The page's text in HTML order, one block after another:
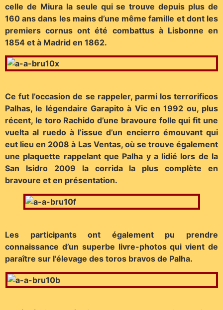
celle de Miura la seule qui se trouve depuis plus de
160 ans dans les mains d’une même famille et dont les
premiers cornus ont été combattus à Lisbonne en
1854 et à Madrid en 1862.
Ce fut l’occasion de se rappeler, parmi los terrorificos
Palhas, le légendaire Garapito à Vic en 1992 ou, plus
récent, le toro Rachido d’une bravoure folle qui fit une
vuelta al ruedo à l’issue d’un encierro émouvant qui
eut lieu en 2008 à Las Ventas, où se trouve également
une plaquette rappelant que Palha y a lidié lors de la
San Isidro 2009 la corrida la plus complète en
bravoure et en présentation.
Les participants ont également pu prendre
connaissance d’un superbe livre-photos qui vient de
paraître sur l’élevage des toros bravos de Palha.